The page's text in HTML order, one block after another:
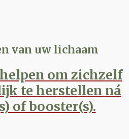
van uw lichaam
om zichzelf
te herstellen ná
of booster(s).